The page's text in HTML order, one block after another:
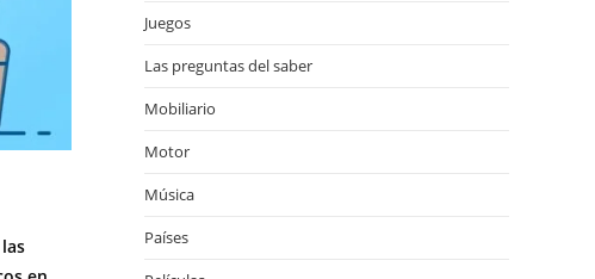
Juegos
Las preguntas del saber
Mobiliario
Motor
Música
Países